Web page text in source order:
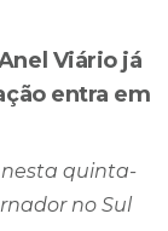
Viário já
entra em
quinta-
no Sul